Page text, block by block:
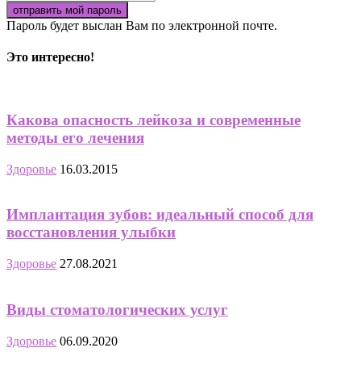
Пароль будет выслан Вам по электронной почте.
Это интересно!
Какова опасность лейкоза и современные
методы его лечения
Здоровье 16.03.2015
Имплантация зубов: идеальный способ для
восстановления улыбки
Здоровье 27.08.2021
Виды стоматологических услуг
Здоровье 06.09.2020